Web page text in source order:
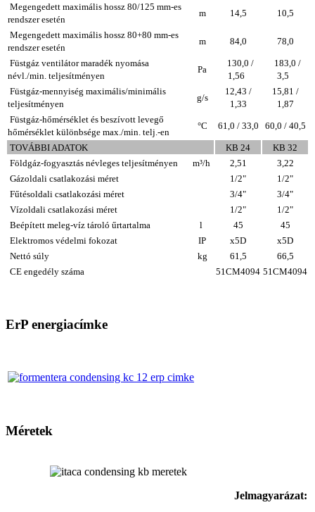
Megengedett maximális hossz 80/125 mm-es
rendszer esetén
m 14,5 10,5
Megengedett maximális hossz 80+80 mm-es
rendszer esetén
m 84,0 78,0
Füstgáz ventilátor maradék nyomása
névl./min. teljesítményen
Pa
130,0 /
1,56
183,0 /
3,5
Füstgáz-mennyiség maximális/minimális
teljesítményen
g/s
12,43 /
1,33
15,81 /
1,87
Füstgáz-hőmérséklet és beszívott levegő
hőmérséklet különbsége max./min. telj.-en
°C 61,0 / 33,0 60,0 / 40,5
TOVÁBBI ADATOK KB 24
KB 32
Földgáz-fogyasztás névleges teljesítményen
m³/h 2,51
3,22
Gázoldali csatlakozási méret
1/2"
1/2"
Fűtésoldali csatlakozási méret
3/4"
3/4"
Vízoldali csatlakozási méret
1/2"
1/2"
Beépített meleg-víz tároló űrtartalma
l 45
45
Elektromos védelmi fokozat
IP x5D
x5D
Nettó súly
kg 61,5
66,5
CE engedély száma
51CM4094 51CM4094
ErP energiacímke
Méretek
Jelmagyarázat: